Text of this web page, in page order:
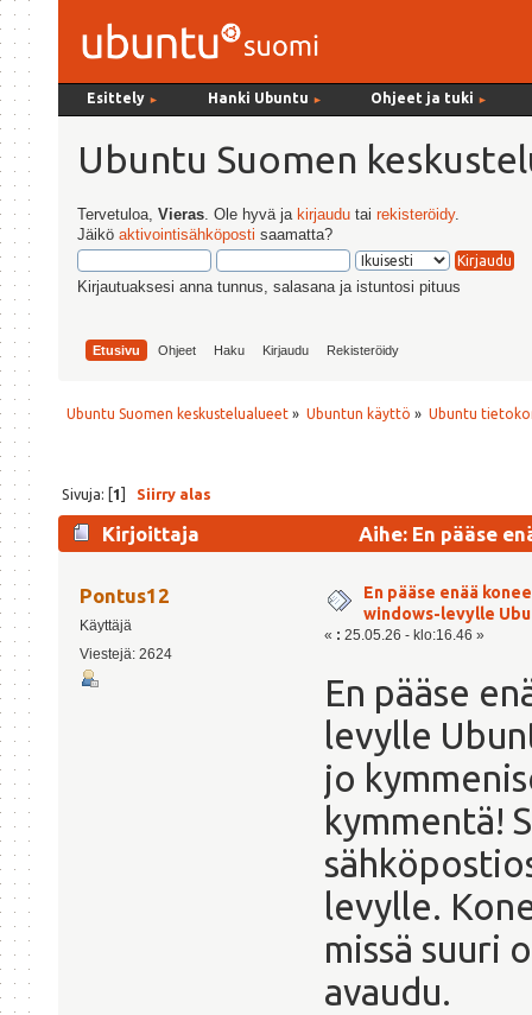
Esittely ► Hanki Ubuntu ► Ohjeet ja tuki ►
Ubuntu Suomen
Tervetuloa,Vieras . Ole hyvä ja kirjaudu tairekisteröidy.
Jäiköaktivointisähköposti saamatta?
Kirjautuaksesi anna tunnus, salasana ja istuntosi pituus
Etusivu Ohjeet Haku Kirjaudu Rekisteröidy
Ubuntu Suomen keskustelualueet » Ubuntun käyttö » Ubuntu
Sivuja: [1] Siirry alas
Kirjoittaja
Aihe: En pääse
Pontus12
Käyttäjä
Viestejä: 2624
En pääse enää
windows-levylle
« : 25.05.26 - klo:16.46 »
En pääse
levylle
jo
kymmentä!
levylle.
missä suuri
avaudu.